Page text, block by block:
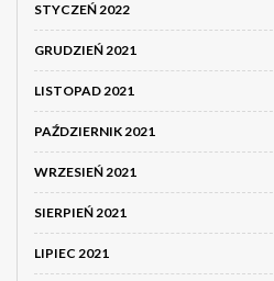
STYCZEŃ 2022
GRUDZIEŃ 2021
LISTOPAD 2021
PAŹDZIERNIK 2021
WRZESIEŃ 2021
SIERPIEŃ 2021
LIPIEC 2021